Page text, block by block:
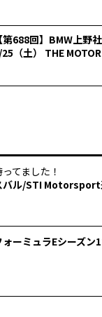
【第688回】BMW上野
（土） THE
ってました！
バル/STI Motorsport
ォーミュラEシーズン